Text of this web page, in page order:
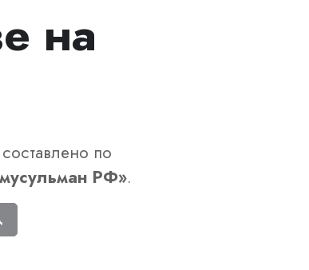
на
по
РФ».